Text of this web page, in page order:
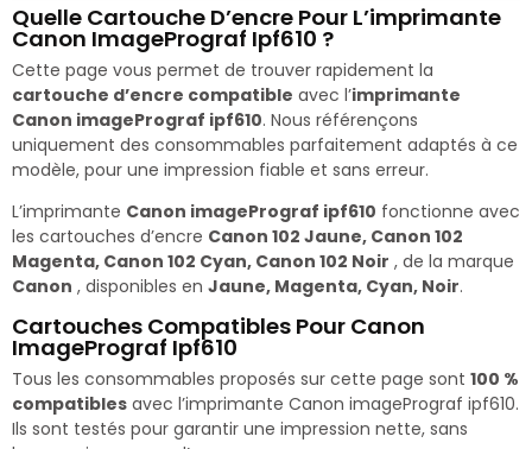
Quelle Cartouche D’encre Pour L’imprimante
Canon ImagePrograf Ipf610 ?
Cette page vous permet de trouver rapidement la
cartouche d’encre compatible avec l’imprimante
Canon imagePrograf ipf610. Nous référençons
uniquement des consommables parfaitement adaptés à ce
modèle, pour une impression fiable et sans erreur.
L’imprimante Canon imagePrograf ipf610 fonctionne avec
les cartouches d’encre Canon 102 Jaune, Canon 102
Magenta, Canon 102 Cyan, Canon 102 Noir , de la marque
Canon , disponibles en Jaune, Magenta, Cyan, Noir.
Cartouches Compatibles Pour Canon
ImagePrograf Ipf610
Tous les consommables proposés sur cette page sont 100 %
compatibles avec l’imprimante Canon imagePrograf ipf610.
Ils sont testés pour garantir une impression nette, sans